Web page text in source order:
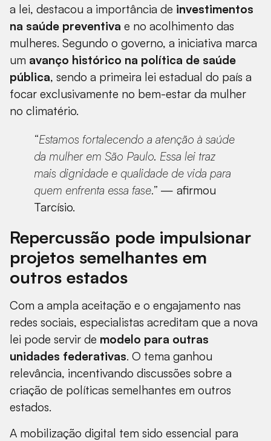
a lei, destacou a importância de investimentos
na saúde preventiva e no acolhimento das
mulheres. Segundo o governo, a iniciativa marca
um avanço histórico na política de saúde
pública, sendo a primeira lei estadual do país a
focar exclusivamente no bem-estar da mulher
no climatério.
“Estamos fortalecendo a atenção à saúde
da mulher em São Paulo. Essa lei traz
mais dignidade e qualidade de vida para
quem enfrenta essa fase.” — afirmou
Tarcísio.
Repercussão pode impulsionar
projetos semelhantes em
outros estados
Com a ampla aceitação e o engajamento nas
redes sociais, especialistas acreditam que a nova
lei pode servir de modelo para outras
unidades federativas. O tema ganhou
relevância, incentivando discussões sobre a
criação de políticas semelhantes em outros
estados.
A mobilização digital tem sido essencial para